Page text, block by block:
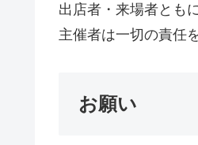
出店者・来場者とも
主催者は一切の責任
お願い